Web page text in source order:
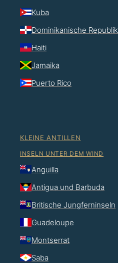
Kuba
Dominikanische Republik
Haiti
Jamaika
Puerto Rico
KLEINE ANTILLEN
INSELN UNTER DEM WIND
Anguilla
Antigua und Barbuda
Britische Jungferninseln
Guadeloupe
Montserrat
Saba